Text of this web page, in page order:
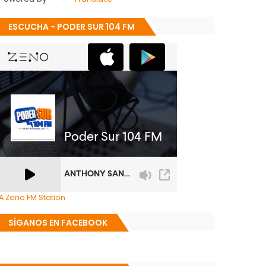
ESCUCHA - PODER SUR 104 FM
Zeno.FM Station
SÍGANOS EN FACEBOOK